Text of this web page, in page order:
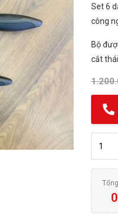
Set 6
công
Bộ
cắt
BỘ